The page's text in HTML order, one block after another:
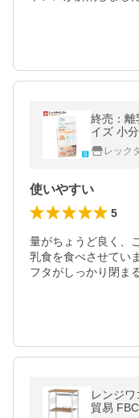
終売：離
イズ 小
保存ケー
レック
使いやすい
5
量がちょうど良く、
乳食を食べさせてい
フタがしっかり閉ま
レンジ
貿易